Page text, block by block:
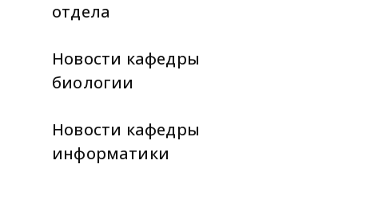
отдела
Новости кафедры
биологии
Новости кафедры
информатики